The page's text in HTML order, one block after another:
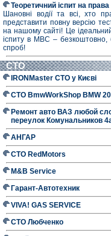
Теоретичний іспит на
Шановні водії та всі, хто
представити повну версію
на нашому сайті! Це
іспиту в МВС – безкоштовно,
спроб!
СТО
IRONMaster СТО у Києві
СТО BmwWorkShop BMW
Ремонт авто ВАЗ любой
переулок Комунальников
АНГАР
СТО RedMotors
M&B Service
Гарант-Автотехник
VIVA! GAS SERVICE
СТО Любченко